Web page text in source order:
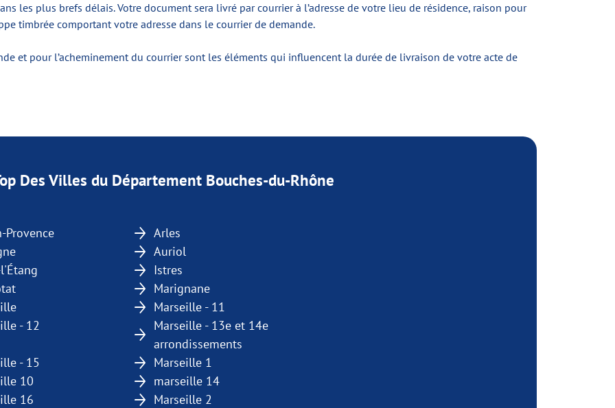
les plus brefs délais. Votre document sera livré par courrier à l’adresse de votre lieu de résidence, raison pour
timbrée comportant votre adresse dans le courrier de demande.
et pour l’acheminement du courrier sont les éléments qui influencent la durée de livraison de votre acte de
Des Villes du Département Bouches-du-Rhône
Provence
Arles
Auriol
Istres
Marignane
Marseille - 11
- 12
Marseille - 13e et 14e
arrondissements
- 15
Marseille 1
10
marseille 14
16
Marseille 2